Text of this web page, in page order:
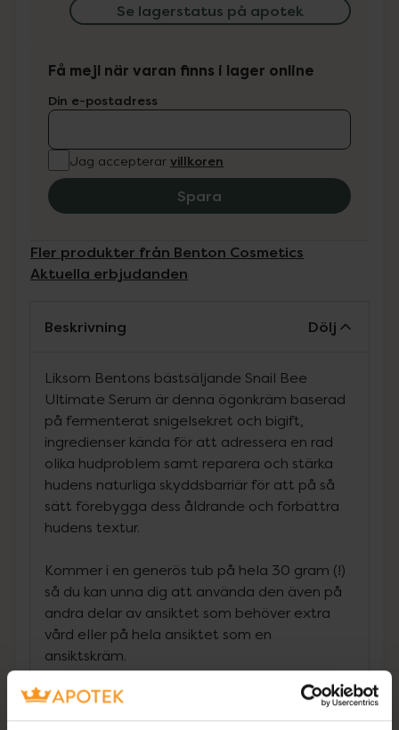
Se lagerstatus på apotek
Få mejl när varan finns i lager online
Din e-postadress
Jag accepterar villkoren
Spara
Fler produkter från Benton Cosmetics
Aktuella erbjudanden
Beskrivning Dölj
Liksom Bentons bästsäljande Snail Bee
Ultimate Serum är denna ögonkräm baserad
på fermenterat snigelsekret och bigift,
ingredienser kända för att adressera en rad
olika hudproblem samt reparera och stärka
hudens naturliga skyddsbarriär för att på så
sätt förebygga dess åldrande och förbättra
hudens textur.
Kommer i en generös tub på hela 30 gram (!)
så du kan unna dig att använda den även på
andra delar av ansiktet som behöver extra
vård eller på hela ansiktet som en
ansiktskräm.
Fermenterat snigelsekret – en riktig
mirakelingrediens kända inom koreansk